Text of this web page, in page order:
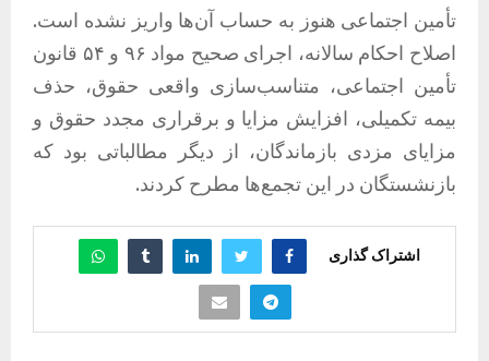
تأمین اجتماعی هنوز به حساب آن‌ها واریز نشده است.
اصلاح احکام سالانه، اجرای صحیح مواد ۹۶ و ۵۴ قانون
تأمین اجتماعی، متناسب‌سازی واقعی حقوق، حذف
بیمه تکمیلی، افزایش مزایا و برقراری مجدد حقوق و
مزایای مزدی بازماندگان، از دیگر مطالباتی بود که
بازنشستگان در این تجمع‌ها مطرح کردند.
اشتراک گذاری